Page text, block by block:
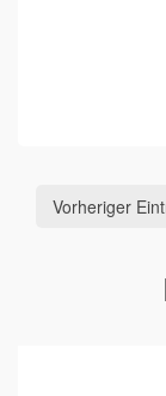
Vorheriger